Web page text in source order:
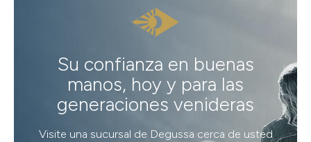
Su confianza en buenas
manos, hoy y para las
generaciones venideras
Visite una sucursal de Degussa cerca de usted